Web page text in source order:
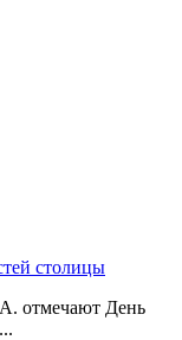
столицы
отмечают День